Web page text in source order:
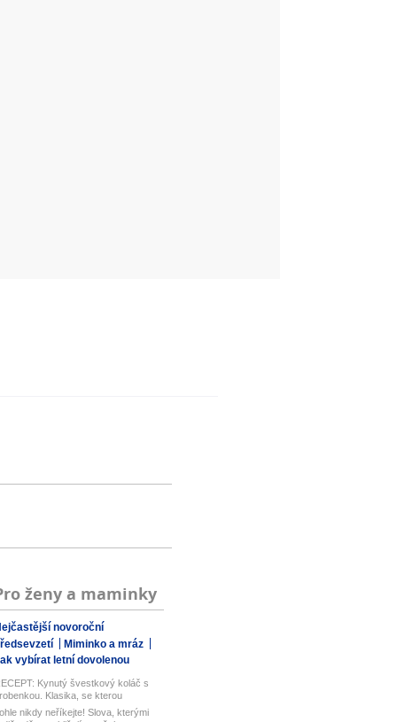
ženy a maminky
novoroční
Miminko a mráz
vybírat letní dovolenou
Kynutý švestkový koláč s
Klasika, se kterou
nikdy neříkejte! Slova, kterými